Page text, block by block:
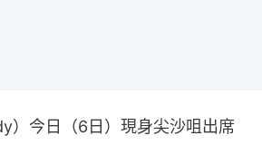
）今日（6日）現身尖沙咀出席